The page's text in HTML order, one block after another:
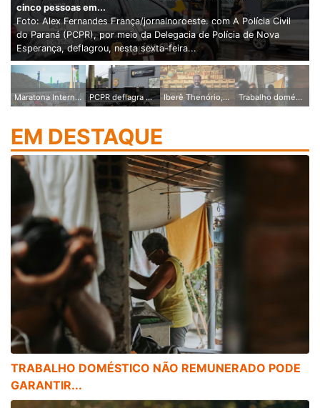
cinco pessoas em...
Foto: Alex Fernandes França/jornalnoroeste. com A Polícia Civil
do Paraná (PCPR), por meio da Delegacia de Polícia de Nova
Esperança, deflagrou, nesta sexta-feira...
Maratona Internacional de Maringá oferece desconto exclusivo para participantes da Maratona Internacional... PCPR deflagra Operação Civitas em Nova Esperança e prende cinco pessoas em... Iberê Thenório, do Manual do Mundo, participa de encontro que reúne ciência,... Trabalho doméstico não remunerado pode garantir benefício por incapacidade, reforça decisão da...
EM DESTAQUE
TRABALHO DOMÉSTICO NÃO REMUNERADO PODE
GARANTIR...